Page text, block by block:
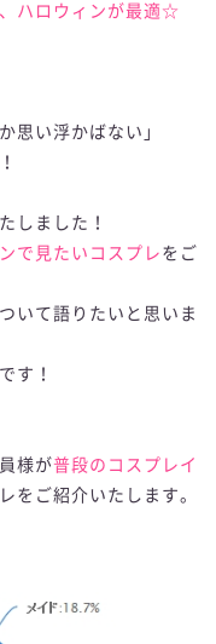
ハロウィンが最適☆
思い浮かばない」
しました！
で見たいコスプレ をご
いて語りたいと思いま
です！
様が普段のコスプレイ
をご紹介いたします。